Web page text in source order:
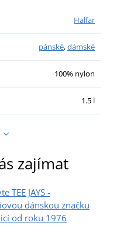
Halfar
pánské,dámské
100% nylon
1.5 l
zajímat
TEE JAYS -
dánskou značku
od roku 1976